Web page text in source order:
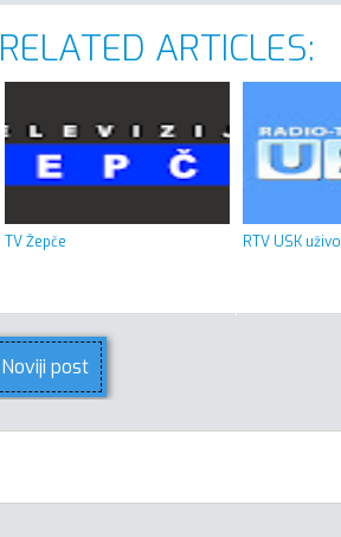
RELATED ARTICLES:
TV Žepče RTV USK uživo
Noviji post